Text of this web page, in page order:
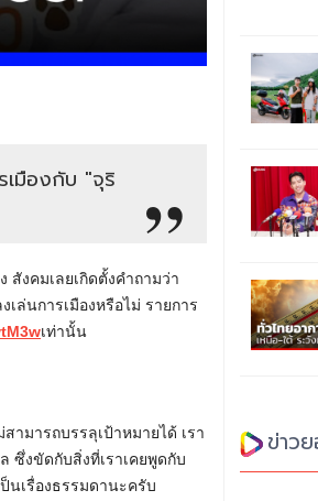
เมืองกับ "จุริ
งคมเลยเกิดตั้งคำถามว่า
เล่นการเมืองหรือไม่ รายการ
เท่านั้น
ามารถบรรลุเป้าหมายได้ เรา
ซึ่งขัดกับสิ่งที่เราเคยพูดกับ
นเรื่องธรรมดานะครับ
ข่าว